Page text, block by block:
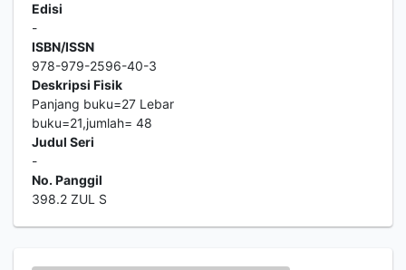
Edisi
-
ISBN/ISSN
978-979-2596-40-3
Deskripsi Fisik
Panjang buku=27 Lebar
buku=21,jumlah= 48
Judul Seri
-
No. Panggil
398.2 ZUL S